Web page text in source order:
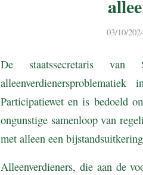
03/10/
De staatssecretaris
Participatiewet en is bedoeld
ongunstige samenloop van
met alleen een
Alleenverdieners, die aan de